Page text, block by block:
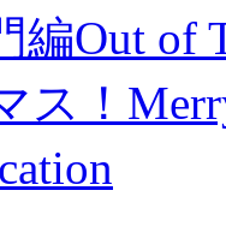
編Out of
ス！